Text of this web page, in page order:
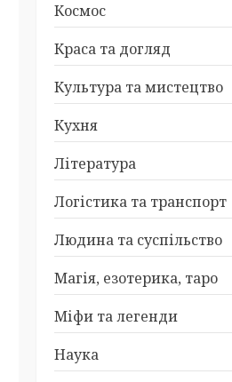
Космос
Краса та догляд
Культура та мистецтво
Кухня
Література
Логістика та транспорт
Людина та суспільство
Магія, езотерика, таро
Міфи та легенди
Наука